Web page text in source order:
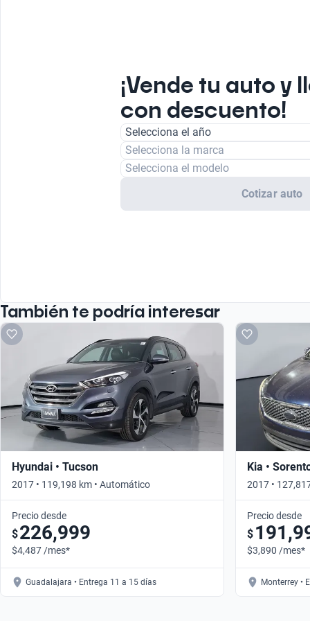
¡Vende tu auto y
con descuento!
Selecciona el año
Selecciona la marca
Selecciona el modelo
Cotizar auto
También te podría interesar
Hyundai • Tucson
2017 • 119,198 km • Automático
Precio desde
$226,999
$4,487 /mes*
Guadalajara • Entrega 11 a 15 días
Kia •
2017 •
Precio desde
$
$3,890 /mes*
Monterrey •